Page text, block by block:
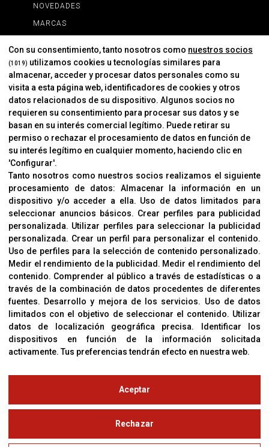
NOVEDADES
MARCAS
INFORMACIÓN
Contacto
Cambios Y Devoluciones
CORVER
Aviso Legal
Sobre Nosotros
Cookies
Política De Privacidad
OFICINAS
C/ Coneixement 5, 08850
CONTACTO
T. (+34) 93 638 38 60
Email: corver@corver.es
© Copyright 2019
Con su consentimiento, tanto nosotros como nuestros socios
(1019) utilizamos cookies u tecnologías similares para
almacenar, acceder y procesar datos personales como su
visita a esta página web, identificadores de cookies y otros
datos relacionados de su dispositivo. Algunos socios no
requieren su consentimiento para procesar sus datos y se
basan en su interés comercial legítimo. Puede retirar su
permiso o rechazar el procesamiento de datos en función de
su interés legítimo en cualquier momento, haciendo clic en
'Configurar'.
Tanto nosotros como nuestros socios realizamos el siguiente
procesamiento de datos: Almacenar la información en un
dispositivo y/o acceder a ella. Uso de datos limitados para
seleccionar anuncios básicos. Crear perfiles para publicidad
personalizada. Utilizar perfiles para seleccionar la publicidad
personalizada. Crear un perfil para personalizar el contenido.
Uso de perfiles para la selección de contenido personalizado.
Medir el rendimiento de la publicidad . Medir el rendimiento del
contenido. Comprender al público a través de estadísticas o a
través de la combinación de datos procedentes de diferentes
fuentes. Desarrollo y mejora de los servicios. Uso de datos
limitados con el objetivo de seleccionar el contenido. Utilizar
datos de localización geográfica precisa.
Identificar los
dispositivos en función de la información solicitada
activamente.Tus preferencias tendrán efecto en nuestra web.
Rechazar
Aceptar
Aviso Legal